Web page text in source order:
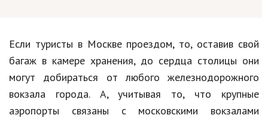
Мода и стиль
Бизнес
Хобби и развлечения
Если туристы в Москве проездом, то, оставив свой
багаж в камере хранения, до сердца столицы они
могут добираться от любого железнодорожного
вокзала города. А, учитывая то, что крупные
аэропорты связаны с московскими вокзалами